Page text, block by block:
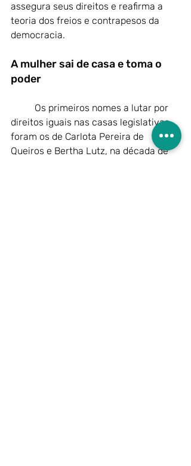
assegura seus direitos e reafirma a
teoria dos freios e contrapesos da
democracia.
A mulher sai de casa e toma o
poder
direitos iguais nas casas legislativas,
foram os de Carlota Pereira de
Queiros e Bertha Lutz, na década de